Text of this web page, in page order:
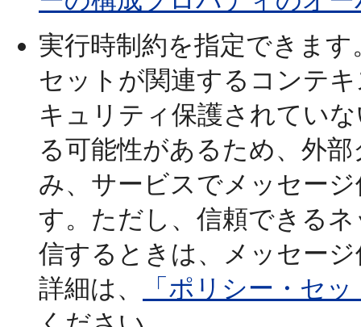
実行時制約を指定できま
セットが関連するコンテ
キュリティ保護されてい
る可能性があるため、外
み、サービスでメッセー
す。ただし、信頼できる
信するときは、メッセー
詳細は、
「ポリシー・セ